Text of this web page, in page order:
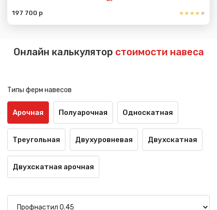
197 700 р
Онлайн калькулятор стоимости навеса
Типы ферм навесов
Арочная Полуарочная Односкатная
Треугольная Двухуровневая Двухскатная
Двухскатная арочная